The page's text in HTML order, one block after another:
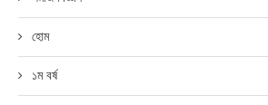
হোম
১ম বর্ষ